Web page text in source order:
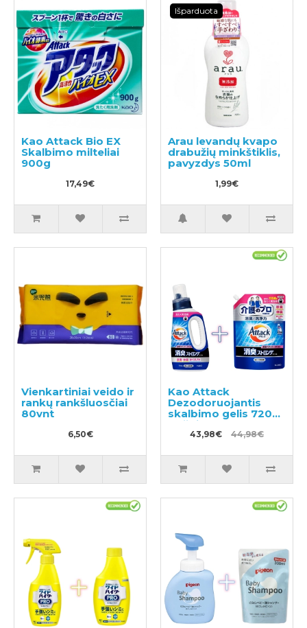
Kao Attack Bio EX
Skalbimo milteliai
900g
17,49€
Išparduota
Arau levandų kvapo
drabužių minkštiklis,
pavyzdys 50ml
1,99€
Vienkartiniai veido ir
rankų rankšluosčiai
80vnt
6,50€
Kao Attack
Dezodoruojantis
skalbimo gelis 720g
+ užpildas 1150g
43,98€ 44,98€